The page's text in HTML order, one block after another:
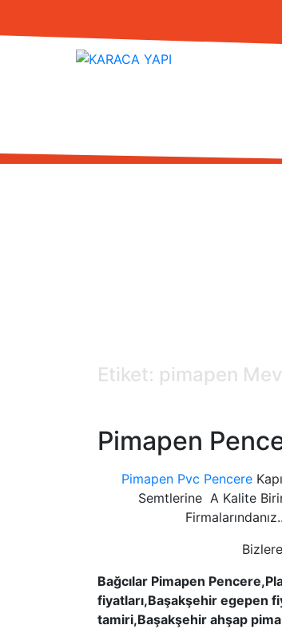
Etiket: pimapen
Pimapen
Pimapen Pvc Pencere
Semtlerine A Kalite
Bağcılar Pimapen
fiyatları,Başakşehir egepen
tamiri,Başakşehir ahşap